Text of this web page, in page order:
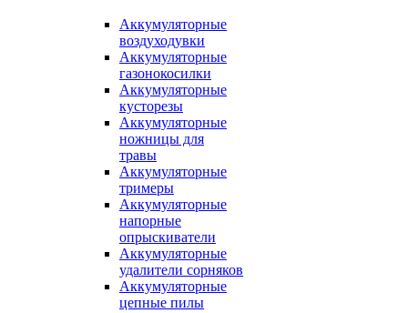
Аккумуляторные
воздуходувки
Аккумуляторные
газонокосилки
Аккумуляторные
кусторезы
Аккумуляторные
ножницы для
травы
Аккумуляторные
тримеры
Аккумуляторные
напорные
опрыскиватели
Аккумуляторные
удалители сорняков
Аккумуляторные
цепные пилы